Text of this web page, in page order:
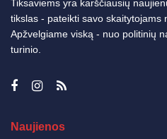
Tiksaviems yra karščiausių
tikslas - pateikti savo skaitytojams
Apžvelgiame viską - nuo politinių
turinio.
Naujienos